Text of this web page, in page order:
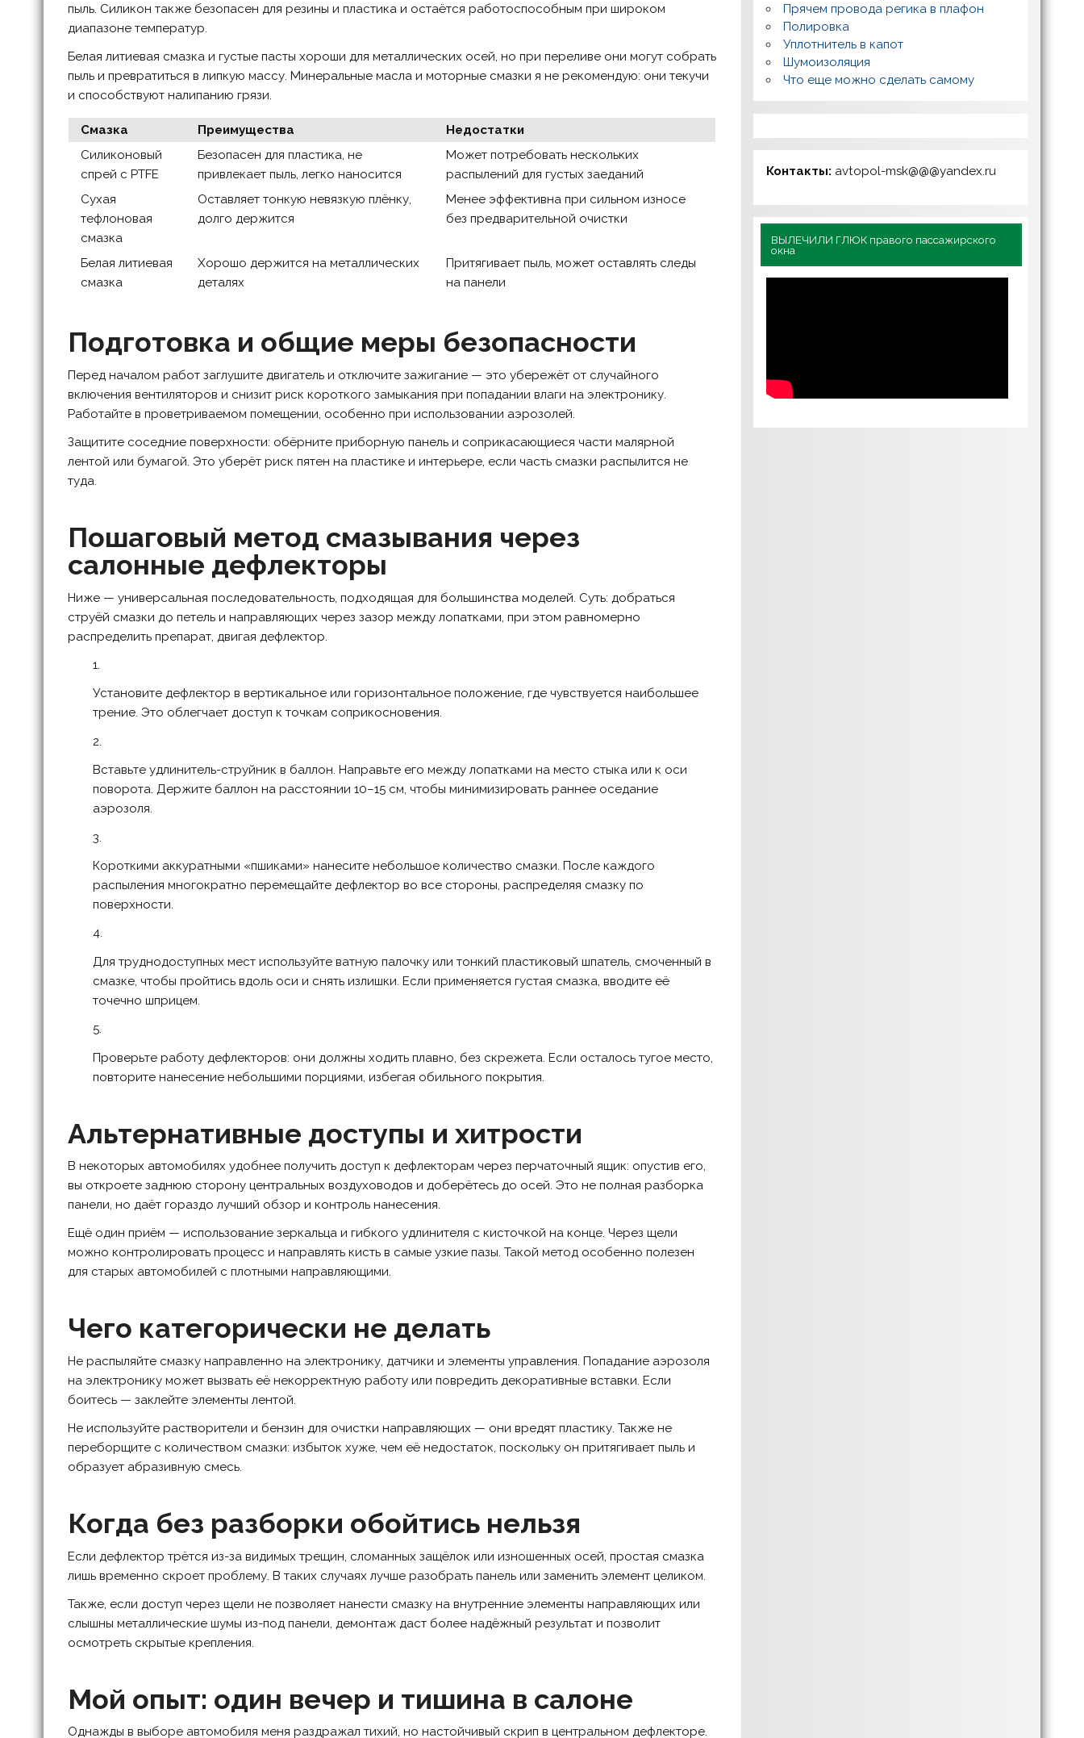
пыль. Силикон также безопасен для резины и пластика и остаётся работоспособным при широком
диапазоне температур.
Белая литиевая смазка и густые пасты хороши для металлических осей, но при переливе они могут собрать
пыль и превратиться в липкую массу. Минеральные масла и моторные смазки я не рекомендую: они текучи
и способствуют налипанию грязи.
Смазка Преимущества
Недостатки
Силиконовый
спрей с PTFE
Безопасен для пластика, не
привлекает пыль, легко наносится
Может потребовать нескольких
распылений для густых заеданий
Сухая
тефлоновая
смазка
Оставляет тонкую невязкую плёнку,
долго держится
Менее эффективна при сильном износе
без предварительной очистки
Белая литиевая
смазка
Хорошо держится на металлических
деталях
Притягивает пыль, может оставлять следы
на панели
Подготовка и общие меры безопасности
Перед началом работ заглушите двигатель и отключите зажигание — это убережёт от случайного
включения вентиляторов и снизит риск короткого замыкания при попадании влаги на электронику.
Работайте в проветриваемом помещении, особенно при использовании аэрозолей.
Защитите соседние поверхности: обёрните приборную панель и соприкасающиеся части малярной
лентой или бумагой. Это уберёт риск пятен на пластике и интерьере, если часть смазки распылится не
туда.
Пошаговый метод смазывания через
салонные дефлекторы
Ниже — универсальная последовательность, подходящая для большинства моделей. Суть: добраться
струёй смазки до петель и направляющих через зазор между лопатками, при этом равномерно
распределить препарат, двигая дефлектор.
Установите дефлектор в вертикальное или горизонтальное положение, где чувствуется наибольшее
трение. Это облегчает доступ к точкам соприкосновения.
Вставьте удлинитель-струйник в баллон. Направьте его между лопатками на место стыка или к оси
поворота. Держите баллон на расстоянии 10–15 см, чтобы минимизировать раннее оседание
аэрозоля.
Короткими аккуратными «пшиками» нанесите небольшое количество смазки. После каждого
распыления многократно перемещайте дефлектор во все стороны, распределяя смазку по
поверхности.
Для труднодоступных мест используйте ватную палочку или тонкий пластиковый шпатель, смоченный в
смазке, чтобы пройтись вдоль оси и снять излишки. Если применяется густая смазка, вводите её
точечно шприцем.
Проверьте работу дефлекторов: они должны ходить плавно, без скрежета. Если осталось тугое место,
повторите нанесение небольшими порциями, избегая обильного покрытия.
Альтернативные доступы и хитрости
В некоторых автомобилях удобнее получить доступ к дефлекторам через перчаточный ящик: опустив его,
вы откроете заднюю сторону центральных воздуховодов и доберётесь до осей. Это не полная разборка
панели, но даёт гораздо лучший обзор и контроль нанесения.
Ещё один приём — использование зеркальца и гибкого удлинителя с кисточкой на конце. Через щели
можно контролировать процесс и направлять кисть в самые узкие пазы. Такой метод особенно полезен
для старых автомобилей с плотными направляющими.
Чего категорически не делать
Не распыляйте смазку направленно на электронику, датчики и элементы управления. Попадание аэрозоля
на электронику может вызвать её некорректную работу или повредить декоративные вставки. Если
боитесь — заклейте элементы лентой.
Не используйте растворители и бензин для очистки направляющих — они вредят пластику. Также не
переборщите с количеством смазки: избыток хуже, чем её недостаток, поскольку он притягивает пыль и
образует абразивную смесь.
Когда без разборки обойтись нельзя
Если дефлектор трётся из-за видимых трещин, сломанных защёлок или изношенных осей, простая смазка
лишь временно скроет проблему. В таких случаях лучше разобрать панель или заменить элемент целиком.
Также, если доступ через щели не позволяет нанести смазку на внутренние элементы направляющих или
слышны металлические шумы из-под панели, демонтаж даст более надёжный результат и позволит
осмотреть скрытые крепления.
Мой опыт: один вечер и тишина в салоне
Однажды в выборе автомобиля меня раздражал тихий, но настойчивый скрип в центральном дефлекторе.
Прячем провода регика в плафон
Полировка
Уплотнитель в капот
Шумоизоляция
Что еще можно сделать самому
Контакты: avtopol-msk@@@yandex.ru
ВЫЛЕЧИЛИ ГЛЮК правого пассажирского
окна